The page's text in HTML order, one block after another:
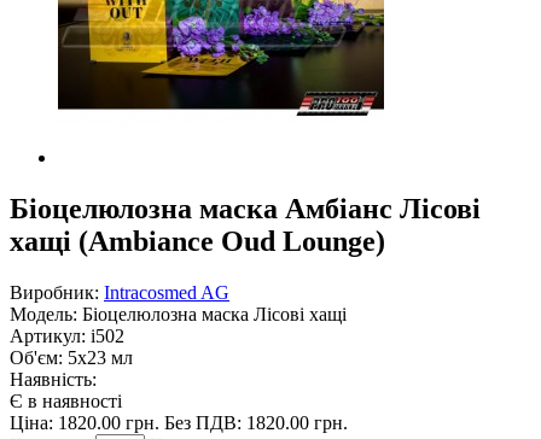
Біоцелюлозна маска Амбіанс Лісові
хащі (Ambiance Oud Lounge)
Виробник: Intracosmed AG
Модель: Біоцелюлозна маска Лісові хащі
Артикул: i502
Об'єм: 5х23 мл
Наявність:
Є в наявності
Ціна: 1820.00 грн. Без ПДВ: 1820.00 грн.